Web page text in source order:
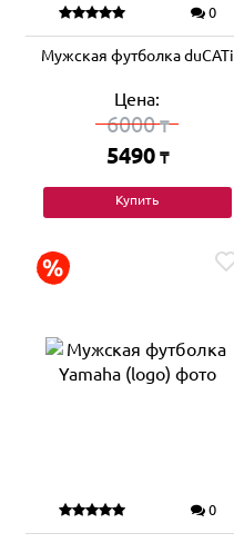
0
Мужская футболка duCATi
Цена:
6000₸
5490 ₸
Купить
0